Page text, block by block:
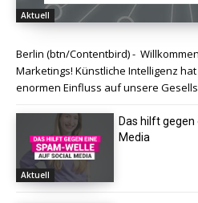
Aktuell
Berlin (btn/Contentbird) -
Marketings! Künstliche Intelligenz
enormen Einfluss auf unsere
Aktuell
Das hilft gegen
Media